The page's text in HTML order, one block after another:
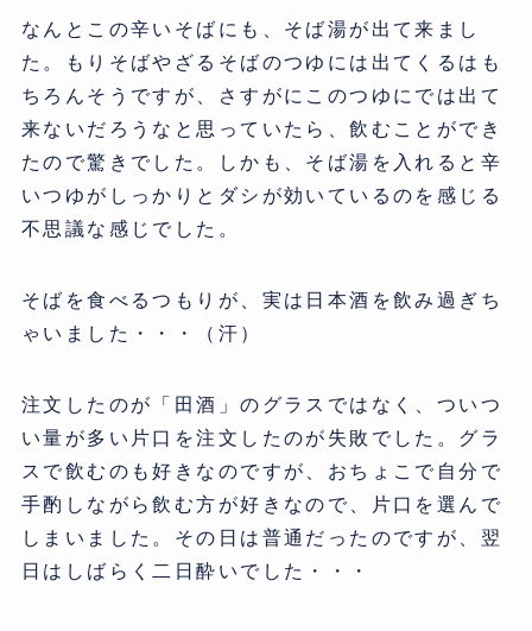
なんとこの辛いそばにも、そば湯が出て来まし
た。もりそばやざるそばのつゆには出てくるはも
ちろんそうですが、さすがにこのつゆにでは出て
来ないだろうなと思っていたら、飲むことができ
たので驚きでした。しかも、そば湯を入れると辛
いつゆがしっかりとダシが効いているのを感じる
不思議な感じでした。
そばを食べるつもりが、実は日本酒を飲み過ぎち
ゃいました・・・（汗）
注文したのが「田酒」のグラスではなく、ついつ
い量が多い片口を注文したのが失敗でした。グラ
スで飲むのも好きなのですが、おちょこで自分で
手酌しながら飲む方が好きなので、片口を選んで
しまいました。その日は普通だったのですが、翌
日はしばらく二日酔いでした・・・